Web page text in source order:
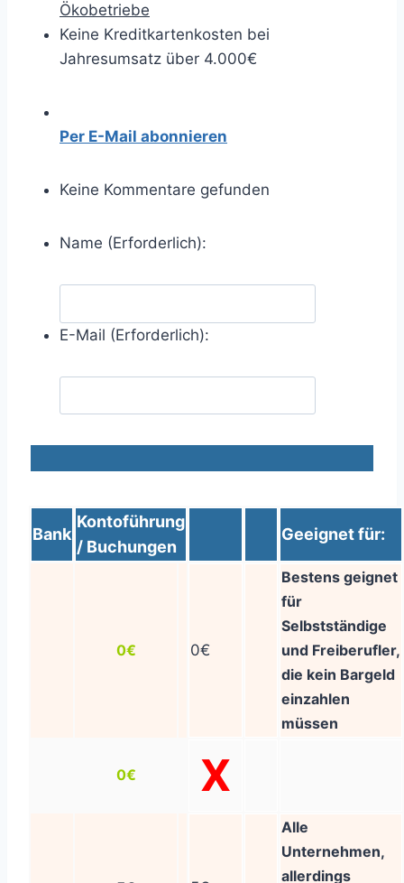
Ökobetriebe
Keine Kreditkartenkosten bei
Jahresumsatz über 4.000€
Per E-Mail abonnieren
Keine Kommentare gefunden
Name (Erforderlich):
E-Mail (Erforderlich):
Bank
Kontoführung
/ Buchungen
Geeignet für:
0€ 0€
Bestens geignet
für
Selbstständige
und Freiberufler,
die kein Bargeld
einzahlen
müssen
0€ X
Alle
Unternehmen,
allerdings